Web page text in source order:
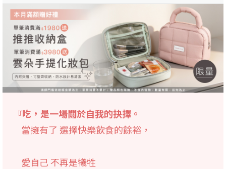
『吃，是一場關於自我的抉擇。
當擁有了 選擇快樂飲食的餘裕，
愛自己 不再是犧牲